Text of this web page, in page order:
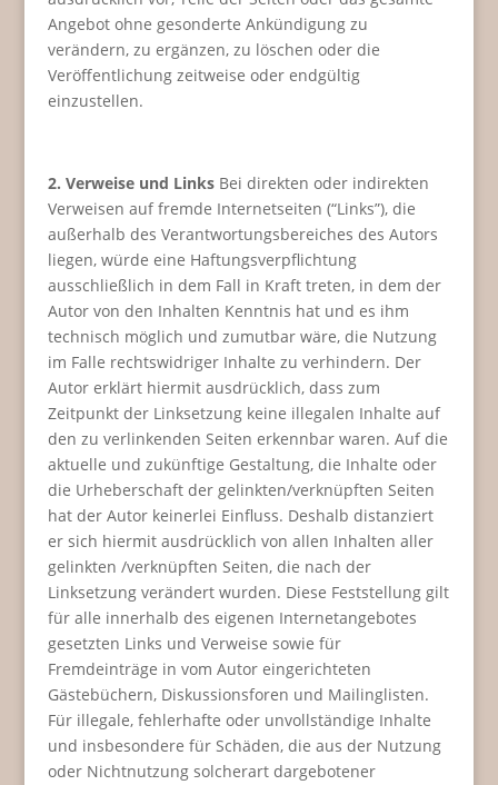
Angebot ohne gesonderte Ankündigung zu
verändern, zu ergänzen, zu löschen oder die
Veröffentlichung zeitweise oder endgültig
einzustellen.
2. Verweise und LinksBei direkten oder indirekten
Verweisen auf fremde Internetseiten (“Links”), die
außerhalb des Verantwortungsbereiches des Autors
liegen, würde eine Haftungsverpflichtung
ausschließlich in dem Fall in Kraft treten, in dem der
Autor von den Inhalten Kenntnis hat und es ihm
technisch möglich und zumutbar wäre, die Nutzung
im Falle rechtswidriger Inhalte zu verhindern. Der
Autor erklärt hiermit ausdrücklich, dass zum
Zeitpunkt der Linksetzung keine illegalen Inhalte auf
den zu verlinkenden Seiten erkennbar waren. Auf die
aktuelle und zukünftige Gestaltung, die Inhalte oder
die Urheberschaft der gelinkten/verknüpften Seiten
hat der Autor keinerlei Einfluss. Deshalb distanziert
er sich hiermit ausdrücklich von allen Inhalten aller
gelinkten /verknüpften Seiten, die nach der
Linksetzung verändert wurden. Diese Feststellung gilt
für alle innerhalb des eigenen Internetangebotes
gesetzten Links und Verweise sowie für
Fremdeinträge in vom Autor eingerichteten
Gästebüchern, Diskussionsforen und Mailinglisten.
Für illegale, fehlerhafte oder unvollständige Inhalte
und insbesondere für Schäden, die aus der Nutzung
oder Nichtnutzung solcherart dargebotener